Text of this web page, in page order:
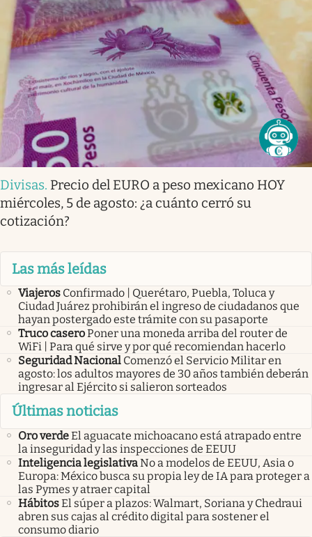
Divisas. Precio del EURO a peso mexicano HOY
miércoles, 5 de agosto: ¿a cuánto cerró su
cotización?
Las más leídas
Viajeros Confirmado | Querétaro, Puebla, Toluca y
Ciudad Juárez prohibirán el ingreso de ciudadanos que
hayan postergado este trámite con su pasaporte
Truco caseroPoner una moneda arriba del router de
WiFi | Para qué sirve y por qué recomiendan hacerlo
Seguridad Nacional Comenzó el Servicio Militar en
agosto: los adultos mayores de 30 años también deberán
ingresar al Ejército si salieron sorteados
Últimas noticias
Oro verdeEl aguacate michoacano está atrapado entre
la inseguridad y las inspecciones de EEUU
Inteligencia legislativaNo a modelos de EEUU, Asia o
Europa: México busca su propia ley de IA para proteger a
las Pymes y atraer capital
HábitosEl súper a plazos: Walmart, Soriana y Chedraui
abren sus cajas al crédito digital para sostener el
consumo diario